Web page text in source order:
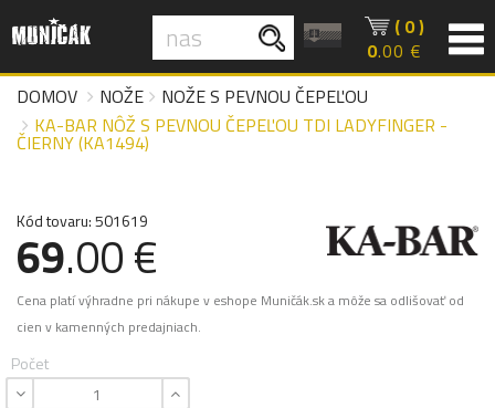
( 0 )
0.00 €
DOMOV
NOŽE
NOŽE S PEVNOU ČEPEĽOU
KA-BAR NÔŽ S PEVNOU ČEPEĽOU TDI LADYFINGER -
ČIERNY (KA1494)
Kód tovaru: 501619
69.00 €
Cena platí výhradne pri nákupe v eshope Muničák.sk a môže sa odlišovať od
cien v kamenných predajniach.
Počet